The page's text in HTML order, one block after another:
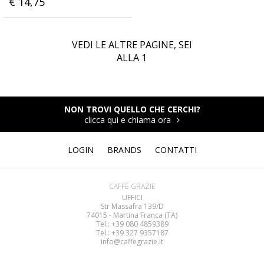
VEDI LE ALTRE PAGINE, SEI
ALLA 1
NON TROVI QUELLO CHE CERCHI?
clicca qui e chiama ora
LOGIN BRANDS CONTATTI
CAFFÈ GRAZIE
UFFICI
Str Massafra 139/D
74015 - Martina Franca (TA)
Tel.: +39 0804859389
Tel.: +39 327 9357187
info@caffegrazie.it